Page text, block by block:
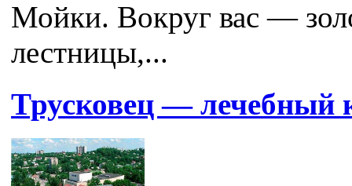
Мойки. Вокруг вас —
лестницы,...
Трусковец — лечебный